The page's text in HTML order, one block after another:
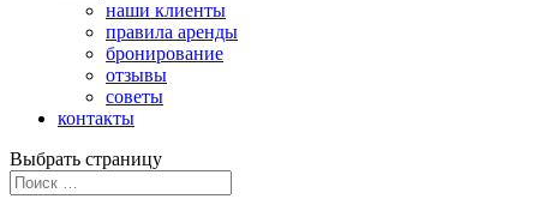
наши клиенты
правила аренды
бронирование
отзывы
советы
контакты
Выбрать страницу